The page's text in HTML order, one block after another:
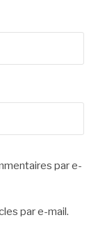
par e-
par e-mail.